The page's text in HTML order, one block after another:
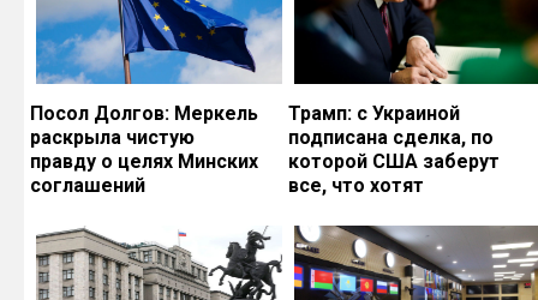
Посол Долгов: Меркель
раскрыла чистую
правду о целях Минских
соглашений
Трамп: с Украиной
подписана сделка, по
которой США заберут
все, что хотят